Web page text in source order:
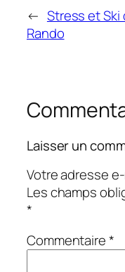
← Stress et Ski
Rando
Laisser un
Votre adresse
Les champs
*
Commentaire*